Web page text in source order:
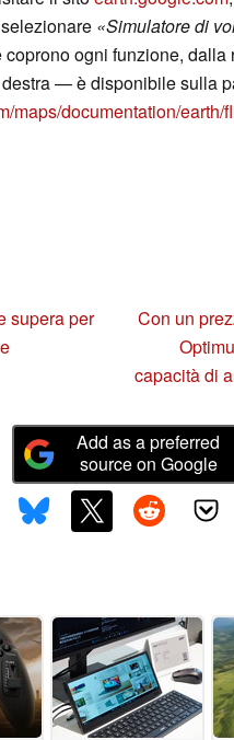
«Simulatore di
ogni funzione,
— è disponibile sulla
maps/documentation/earth/
supera per
Con un
capacità di
Add as a preferred
source on Google